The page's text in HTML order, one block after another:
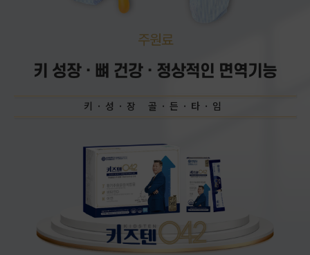
주원료
키 성장 · 뼈 건강 · 정상적인 면역기능
키·성·장 골·든·타·임